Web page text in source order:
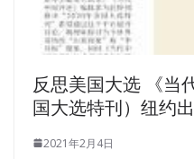
反思美国大选 《当
国大选特刊）纽约
2021年2月4日